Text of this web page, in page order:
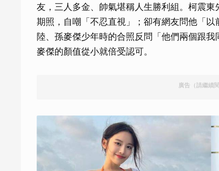
友，三人多金、帥氣堪稱人生勝利組。柯震
期照，自嘲「不忍直視」；卻有網友問他「
陸、孫麥傑少年時的合照反問「他們兩個跟
麥傑的顏值從小就倍受認可。
廣告（請繼續